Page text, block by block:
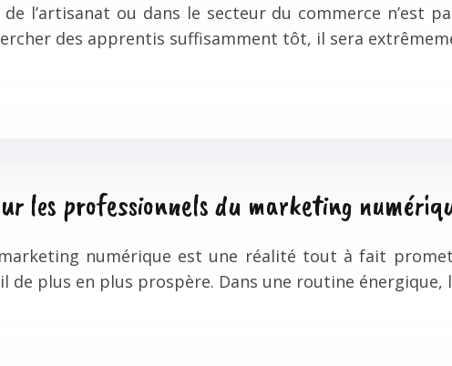
l’artisanat ou dans le secteur du commerce n’est
des apprentis suffisamment tôt, il sera
les professionnels du marketing
numérique est une réalité tout à fait
de plus en plus prospère. Dans une routine